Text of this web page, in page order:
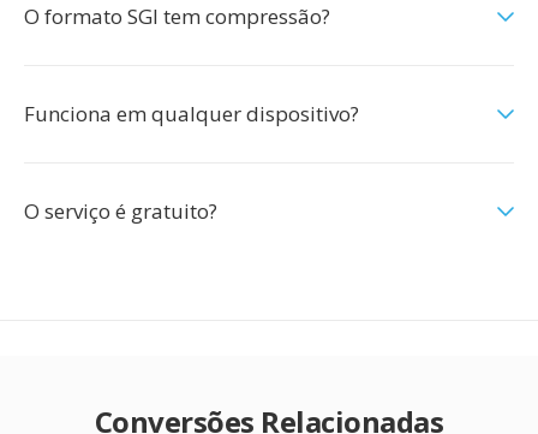
O formato SGI tem compressão?
Funciona em qualquer dispositivo?
O serviço é gratuito?
Conversões Relacionadas